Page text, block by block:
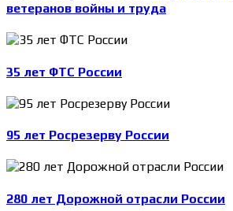
ветеранов войны и труда
35 лет ФТС России
95 лет Росрезерву России
280 лет Дорожной отрасли России